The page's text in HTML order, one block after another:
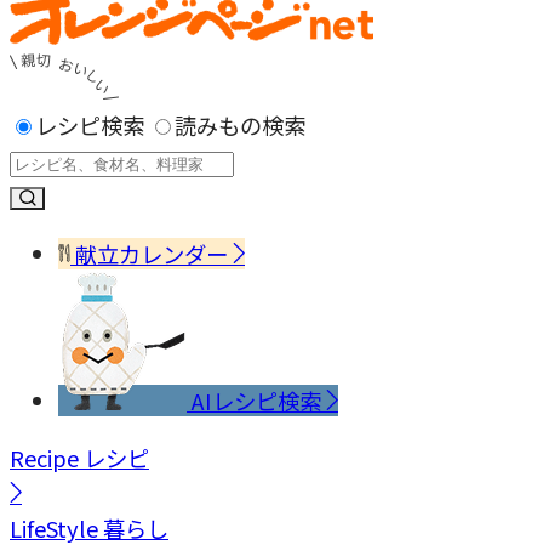
レシピ検索 読みもの検索
献立カレンダー
AIレシピ検索
Recipe レシピ
LifeStyle暮らし